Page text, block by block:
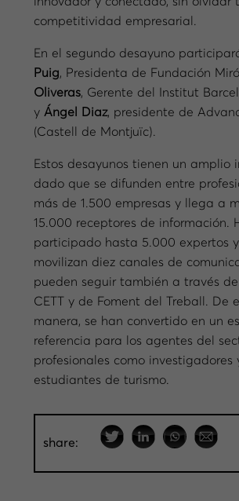
competitividad empresarial.
En el segundo desayuno
Puig, Presidenta de Fundación
Oliveras, Gerente del Institut
y Ángel Diaz, presidente de
(Castell de Montjuïc).
Estos desayunos tienen un amplio
dado que se difunden entre
más de 1.500 empresas y llega a
15.000 receptores de información.
participado hasta 5.000 expertos
movilizan diez canales de
pueden seguir también a través
CETT y de Foment del Treball. De
manera, se han convertido en un
referencia para los agentes del
profesionales como investigadores
estudiantes de turismo.
share: